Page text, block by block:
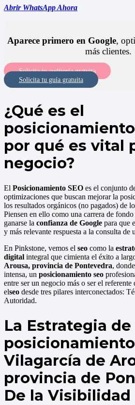
Abrir WhatsApp Ahora
Aparece primero en Google,
más clientes.
Solicita tu auditoría gratuita
Solicita tu guía gratuita
¿Qué es el
posicionamiento
por qué es vital
negocio?
El Posicionamiento SEO es el conjunto
optimizaciones que buscan mejorar la
los resultados orgánicos (no pagados) de
Piensen en ello como una carrera de
ganarse la confianza de Google para que
y más relevante respuesta a la consulta de
En Pinkstone, vemos el seo como la
digital integral que cimienta el éxito a
Arousa, provincia de Pontevedra,
intensa, un posicionamiento seo
entre ser un negocio más o ser el
elseo desde tres pilares interconectados:
Autoridad.
La Estrategia de
Vilagarcía de
provincia de
De la Visibilidad